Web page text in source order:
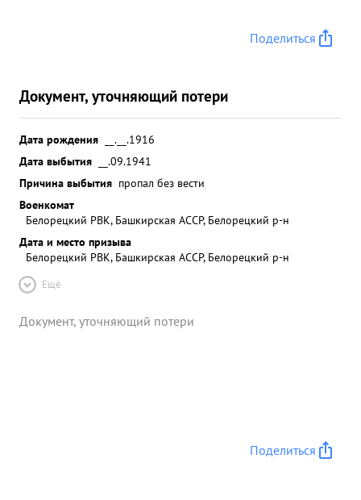
Поделиться
Документ, уточняющий потери
Дата рождения
__.__.1916
Дата выбытия
__.09.1941
Причина выбытия пропал без вести
Военкомат
Белорецкий РВК, Башкирская АССР, Белорецкий р-н
Дата и место призыва
Белорецкий РВК, Башкирская АССР, Белорецкий р-н
Ещё
Документ, уточняющий потери
Поделиться